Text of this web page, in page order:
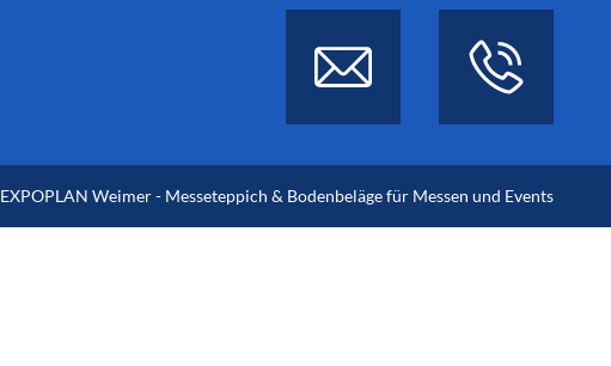
EXPOPLAN Weimer - Messeteppich & Bodenbeläge für Messen und Events